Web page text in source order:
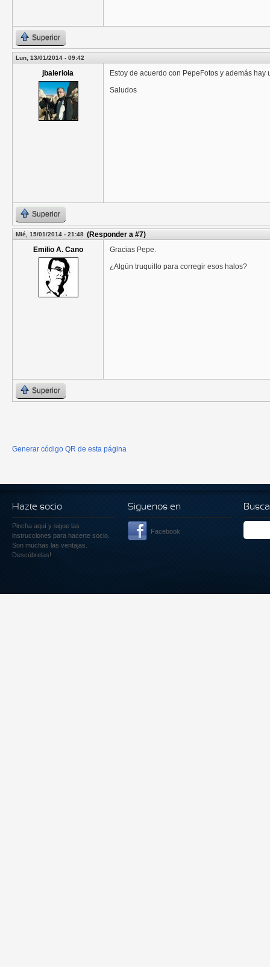
Superior
Lun, 13/01/2014 - 09:42
jbaleriola
Estoy de acuerdo con PepeFotos y además
Saludos
Superior
Mié, 15/01/2014 - 21:48 (Responder a #7)
Emilio A. Cano
Gracias Pepe.
¿Algún truquillo para corregir esos halos?
Superior
Generar código QR de esta página
Hazte socio
Pincha aquí y sigue las
instrucciones para hacerte socio.
Son muchas las ventajas.
Descúbrelas!
Siguenos en
Facebook